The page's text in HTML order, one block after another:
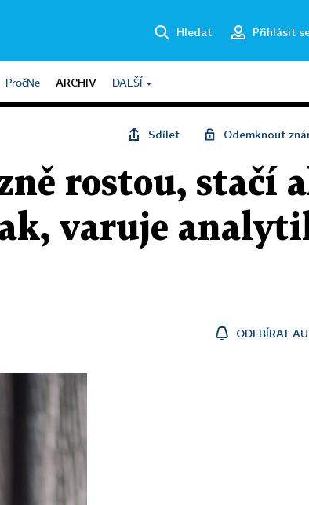
Hledat Přihlásit
PročNe ARCHIV DALŠÍ
Sdílet Odemknout
rostou, stačí
varuje
ODEBÍRAT